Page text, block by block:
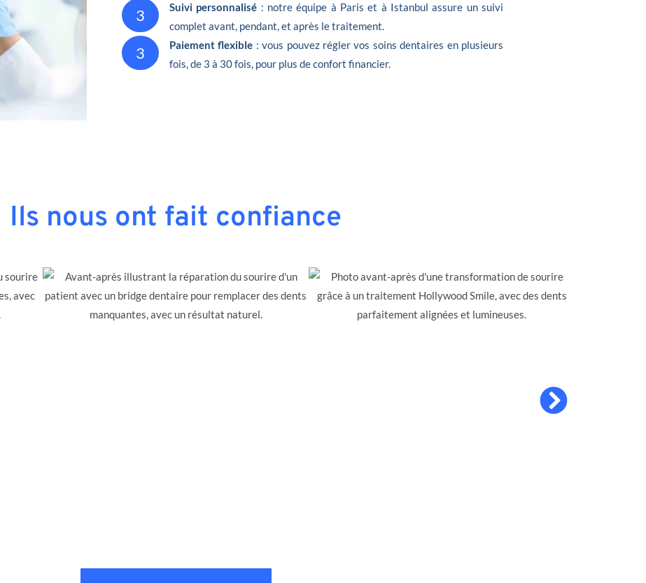
3 Suivi personnalisé : notre équipe à Paris et à Istanbul assure un suivi
complet avant, pendant, et après le traitement.
3 Paiement flexible : vous pouvez régler vos soins dentaires en plusieurs
fois, de 3 à 30 fois, pour plus de confort financier.
Ils nous ont fait confiance